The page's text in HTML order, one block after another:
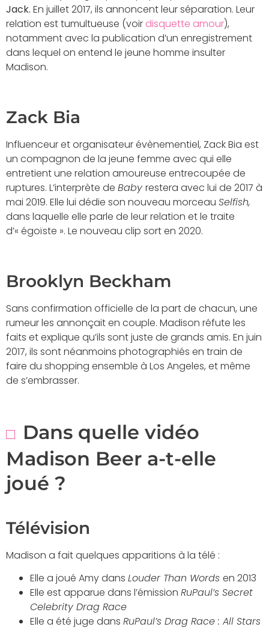
Jack. En juillet 2017, ils annoncent leur séparation. Leur
relation est tumultueuse (voir disquette amour),
notamment avec la publication d’un enregistrement
dans lequel on entend le jeune homme insulter
Madison.
Zack Bia
Influenceur et organisateur évènementiel, Zack Bia est
un compagnon de la jeune femme avec qui elle
entretient une relation amoureuse entrecoupée de
ruptures. L’interprète de Baby restera avec lui de 2017 à
mai 2019. Elle lui dédie son nouveau morceau Selfish,
dans laquelle elle parle de leur relation et le traite
d’« égoïste ». Le nouveau clip sort en 2020.
Brooklyn Beckham
Sans confirmation officielle de la part de chacun, une
rumeur les annonçait en couple. Madison réfute les
faits et explique qu’ils sont juste de grands amis. En juin
2017, ils sont néanmoins photographiés en train de
faire du shopping ensemble à Los Angeles, et même
de s’embrasser.
Dans quelle vidéo
Madison Beer a-t-elle
joué ?
Télévision
Madison a fait quelques apparitions à la télé :
Elle a joué Amy dans Louder Than Words en 2013
Elle est apparue dans l’émission RuPaul’s Secret
Celebrity Drag Race
Elle a été juge dans RuPaul’s Drag Race : All Stars